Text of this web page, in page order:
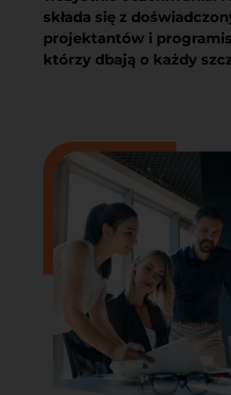
składa się z
projektantów i
którzy dbają o każdy